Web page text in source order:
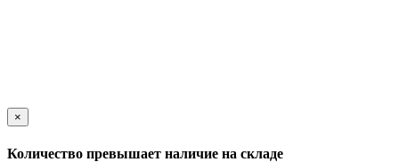
×
Количество превышает наличие на складе